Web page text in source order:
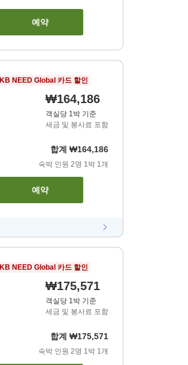
예약
KB NEED Global 카드 할인
₩164,186
객실당 1박 기준
세금 및 봉사료 포함
합계 ₩164,186
숙박 인원 2명 1박 1개
예약
KB NEED Global 카드 할인
₩175,571
객실당 1박 기준
세금 및 봉사료 포함
합계 ₩175,571
숙박 인원 2명 1박 1개